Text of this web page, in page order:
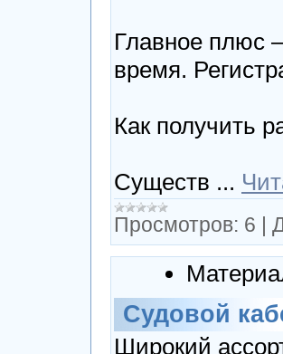
Главное плюс
время.
Как получить
Существ ...
Просмотров: 6 |
Судовой
Широкий